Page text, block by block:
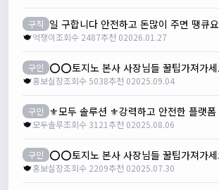
구직 일 구합니다 안전하고 돈많이 주면 땡큐요
억쟁이조회수 2487추천 02026.01.27
구인
홍보실장조회수 5038추천 02025.09.04
구인
모두솔루조회수 3121추천 02025.08.06
구인
홍보실장조회수 2209추천 02025.07.30